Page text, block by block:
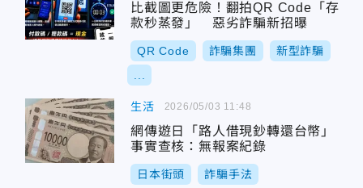
比截圖更危險！翻拍QR Code「存
款秒蒸發」 惡劣詐騙新招曝
QR Code 詐騙集團 新型詐騙
生活
網傳遊日「路人借現鈔轉還台幣」
事實查核：無報案紀錄
日本街頭 詐騙手法
2026/05/03 11:48